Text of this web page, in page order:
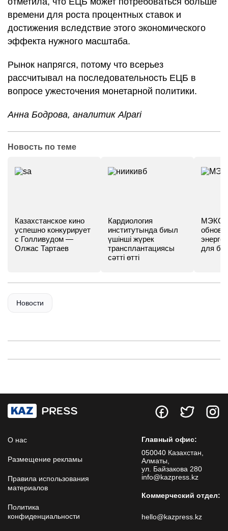
времени для роста процентных ставок и
достижения вследствие этого экономического
эффекта нужного масштаба.
Рынок напрягся, потому что всерьез
рассчитывал на последовательность ЕЦБ в
вопросе ужесточения монетарной политики.
Анна Бодрова, аналитик Alpari
Новость по теме
Казахстанское кино
успешно конкурирует
с Голливудом —
Олжас Тартаев
Кардиология
институтында биыл
үшінші жүрек
трансплантациясы
сәтті өтті
МЭКС -
для
Новости
О нас
Размещение рекламы
Правила использования
материалов
Политика
конфиденциальности
Главный офис:
050040 Казахстан,
Алматы,
ул. Байзакова 280
info@kazpress.kz
Коммерческий отдел:
hello@kazpress.kz